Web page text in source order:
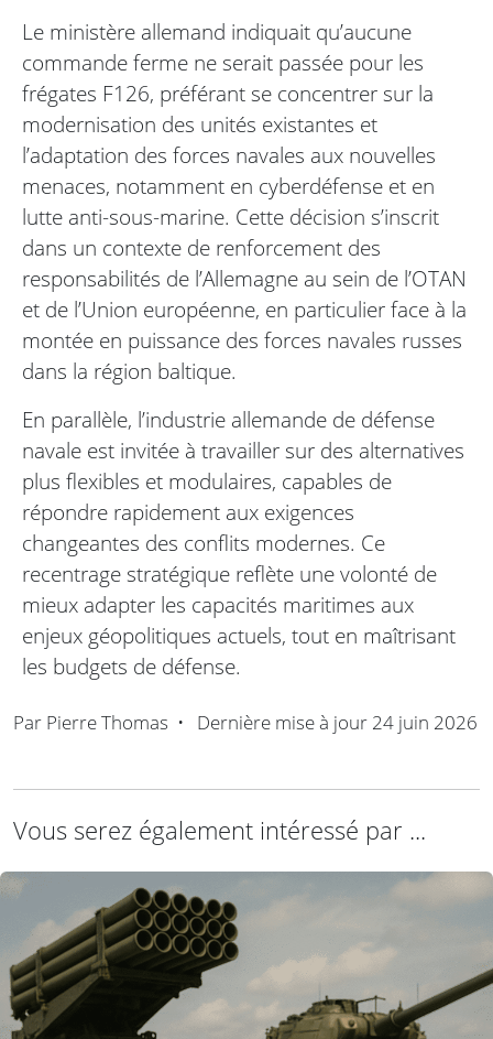
Le ministère allemand indiquait qu’aucune
commande ferme ne serait passée pour les
frégates F126, préférant se concentrer sur la
modernisation des unités existantes et
l’adaptation des forces navales aux nouvelles
menaces, notamment en cyberdéfense et en
lutte anti-sous-marine. Cette décision s’inscrit
dans un contexte de renforcement des
responsabilités de l’Allemagne au sein de l’OTAN
et de l’Union européenne, en particulier face à la
montée en puissance des forces navales russes
dans la région baltique.
En parallèle, l’industrie allemande de défense
navale est invitée à travailler sur des alternatives
plus flexibles et modulaires, capables de
répondre rapidement aux exigences
changeantes des conflits modernes. Ce
recentrage stratégique reflète une volonté de
mieux adapter les capacités maritimes aux
enjeux géopolitiques actuels, tout en maîtrisant
les budgets de défense.
Par Pierre Thomas • Dernière mise à jour 24 juin 2026
Vous serez également intéressé par ...